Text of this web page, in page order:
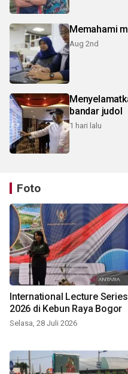
Memahami
Aug 2nd
bandar judol
1 hari lalu
Foto
International Lecture Series
2026 di Kebun Raya Bogor
Selasa, 28 Juli 2026